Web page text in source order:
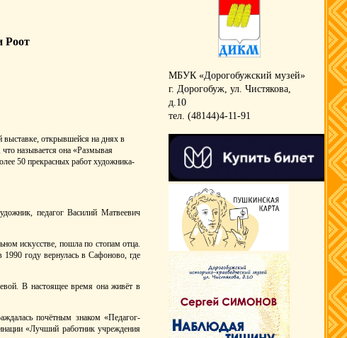
Роот
выставке, открывшейся на днях в
называется она «Размывая
50 прекрасных работ художника-
педагог Василий Матвеевич
искусстве, пошла по стопам отца.
году вернулась в Сафоново, где
В настоящее время она живёт в
почётным знаком «Педагог-
«Лучший работник учреждения
МБУК «Дорогобужский музей»
г. Дорогобуж, ул. Чистякова,
д.10
тел. (48144)4-11-91